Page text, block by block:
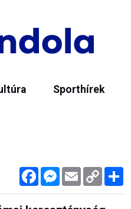
Sporthírek
FacebookMessenger
Email Copy
Link